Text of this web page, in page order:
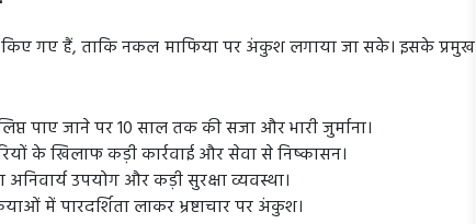
किए गए हैं, ताकि नकल माफिया पर अंकुश लगाया जा सके। इसके प्रमुख
पाए जाने पर 10 साल तक की सजा और भारी जुर्माना।
के खिलाफ कड़ी कार्रवाई और सेवा से निष्कासन।
अनिवार्य उपयोग और कड़ी सुरक्षा व्यवस्था।
में पारदर्शिता लाकर भ्रष्टाचार पर अंकुश।